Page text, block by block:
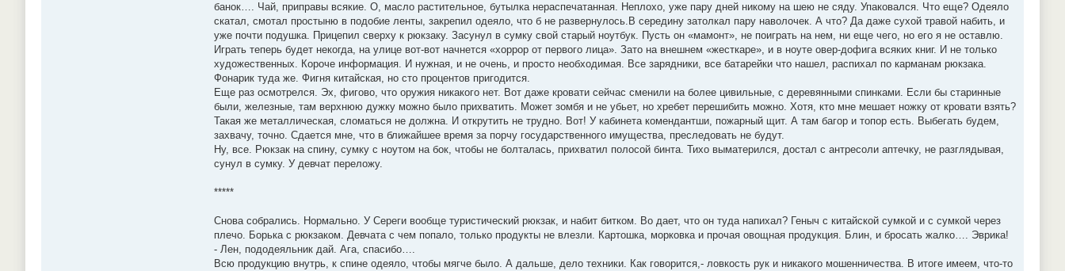
банок…. Чай, приправы всякие. О, масло растительное, бутылка нераспечатанная. Неплохо, уже пару дней никому на шею не сяду. Упаковался. Что еще? Одеяло
скатал, смотал простыню в подобие ленты, закрепил одеяло, что б не развернулось.В середину затолкал пару наволочек. А что? Да даже сухой травой набить, и
уже почти подушка. Прицепил сверху к рюкзаку. Засунул в сумку свой старый ноутбук. Пусть он «мамонт», не поиграть на нем, ни еще чего, но его я не оставлю.
Играть теперь будет некогда, на улице вот-вот начнется «хоррор от первого лица». Зато на внешнем «жесткаре», и в ноуте овер-дофига всяких книг. И не только
художественных. Короче информация. И нужная, и не очень, и просто необходимая. Все зарядники, все батарейки что нашел, распихал по карманам рюкзака.
Фонарик туда же. Фигня китайская, но сто процентов пригодится.
Еще раз осмотрелся. Эх, фигово, что оружия никакого нет. Вот даже кровати сейчас сменили на более цивильные, с деревянными спинками. Если бы старинные
были, железные, там верхнюю дужку можно было прихватить. Может зомбя и не убьет, но хребет перешибить можно. Хотя, кто мне мешает ножку от кровати взять?
Такая же металлическая, сломаться не должна. И открутить не трудно. Вот! У кабинета комендантши, пожарный щит. А там багор и топор есть. Выбегать будем,
захвачу, точно. Сдается мне, что в ближайшее время за порчу государственного имущества, преследовать не будут.
Ну, все. Рюкзак на спину, сумку с ноутом на бок, чтобы не болталась, прихватил полосой бинта. Тихо выматерился, достал с антресоли аптечку, не разглядывая,
сунул в сумку. У девчат переложу.
*****
Снова собрались. Нормально. У Сереги вообще туристический рюкзак, и набит битком. Во дает, что он туда напихал? Геныч с китайской сумкой и с сумкой через
плечо. Борька с рюкзаком. Девчата с чем попало, только продукты не влезли. Картошка, морковка и прочая овощная продукция. Блин, и бросать жалко…. Эврика!
- Лен, пододеяльник дай. Ага, спасибо….
Всю продукцию внутрь, к спине одеяло, чтобы мягче было. А дальше, дело техники. Как говорится,- ловкость рук и никакого мошенничества. В итоге имеем, что-то